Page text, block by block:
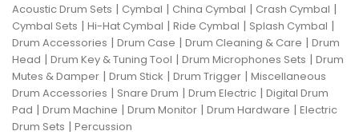
Acoustic Drum Sets | Cymbal | China Cymbal | Crash Cymbal |
Cymbal Sets | Hi-Hat Cymbal | Ride Cymbal | Splash Cymbal |
Drum Accessories | Drum Case | Drum Cleaning & Care | Drum
Head | Drum Key & Tuning Tool | Drum Microphones Sets | Drum
Mutes & Damper | Drum Stick | Drum Trigger | Miscellaneous
Drum Accessories | Snare Drum | Drum Electric | Digital Drum
Pad | Drum Machine | Drum Monitor | Drum Hardware | Electric
Drum Sets | Percussion